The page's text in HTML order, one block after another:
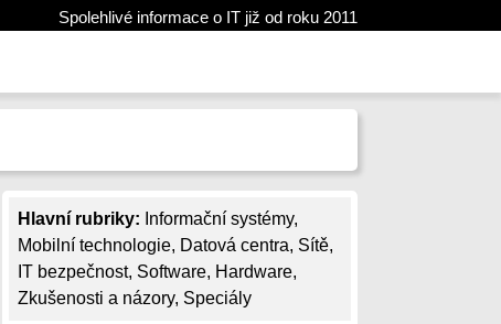
Spolehlivé informace o IT již od roku 2011
Hlavní rubriky: Informační systémy,
Mobilní technologie, Datová centra, Sítě,
IT bezpečnost, Software, Hardware,
Zkušenosti a názory, Speciály